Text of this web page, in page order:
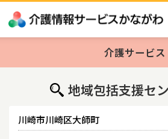
介護サービス
地域包括支援セ
川崎市川崎区大師町